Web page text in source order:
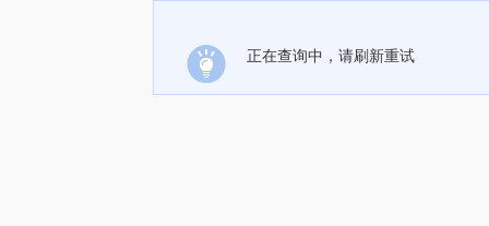
正在查询中，请刷新重试